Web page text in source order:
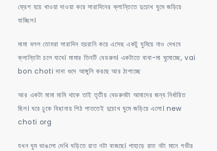
ফ্রেশ হয়ে খাওয়া দাওয়া করে সারাদিনের ক্লান্তিতে দুচোখ ঘুমে জড়িয়ে
যাচ্ছিল।
মামা বলল তোমরা সারাদিন হয়রানি করে এসেছ একটু ঘুমিয়ে নাও দেখবে
ক্লান্তিটা চলে যাবে। মামার তিনটি বেডরুম। একটাতে বাবা-মা ঘুমোচ্ছে, vai
bon choti দাদা গুদে আঙ্গুলি করছে আর ঠাপাচ্ছে
আর একটা মামা মামি থাকে তাই তৃতীয় বেডরুমটা আমাদের জন্য নির্ধারিত
ছিল। ঘরে ঢুকে বিছানায় পিঠ পাততেই দুচোখ ঘুমে জড়িয়ে এলো। new
choti org
যখন ঘুম ভাঙলো দেখি ঘড়িতে রাত নটা বাজছে। পাহাড়ে রাত নটা মানে গভীর